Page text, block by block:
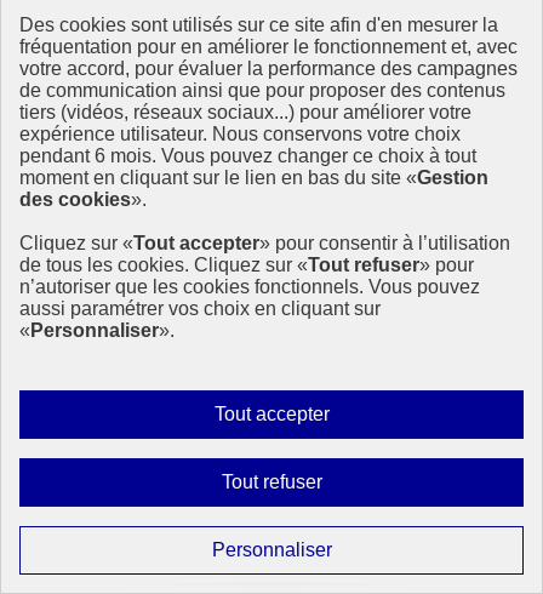
Des cookies sont utilisés sur ce site afin d'en mesurer la
fréquentation pour en améliorer le fonctionnement et, avec
votre accord, pour évaluer la performance des campagnes
de communication ainsi que pour proposer des contenus
tiers (vidéos, réseaux sociaux...) pour améliorer votre
expérience utilisateur. Nous conservons votre choix
pendant 6 mois. Vous pouvez changer ce choix à tout
moment en cliquant sur le lien en bas du site «Gestion
des cookies».
Cliquez sur «Tout accepter» pour consentir à l’utilisation
de tous les cookies. Cliquez sur «Tout refuser» pour
n’autoriser que les cookies fonctionnels. Vous pouvez
aussi paramétrer vos choix en cliquant sur
« Personnaliser».
Tout accepterAutoriser
tous
Tout refuserInterdire
tous
PersonnaliserParamétrer
les
Le Forum international des Maires
Retour sur le Forum international des Maires du 6 octobre
Alors que la population des villes devrait représenter les deux tiers
de la population mondiale d’ici à 2050, l’urbanisation rapide
constitue à l’évidence un enjeu essentiel.
9 novembre 2020 - À l’International